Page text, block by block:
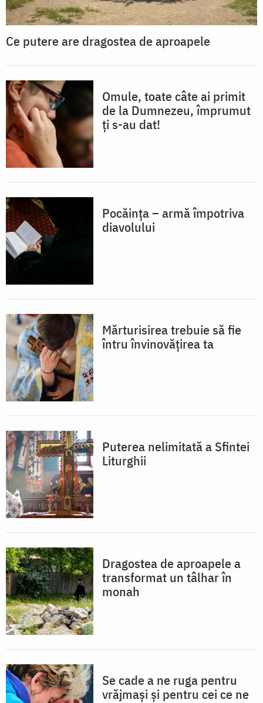
Ce putere are dragostea de aproapele
Omule, toate câte ai primit
de la Dumnezeu, împrumut
ți s-au dat!
Pocăința – armă împotriva
diavolului
Mărturisirea trebuie să fie
întru învinovățirea ta
Puterea nelimitată a Sfintei
Liturghii
Dragostea de aproapele a
transformat un tâlhar în
monah
Se cade a ne ruga pentru
vrăjmași și pentru cei ce ne